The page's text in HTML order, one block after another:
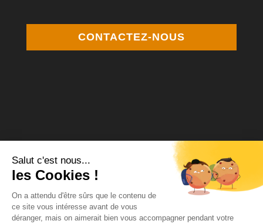
CONTACTEZ-NOUS
MCP Médiation
12 square Desnouettes 75015 Paris